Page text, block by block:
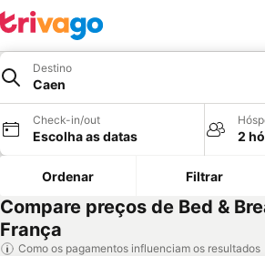
Destino
Caen
Check-in/out
Escolha as datas 2
Ordenar Filtrar
Compare preços de Bed &
França
Como os pagamentos influenciam os resultados